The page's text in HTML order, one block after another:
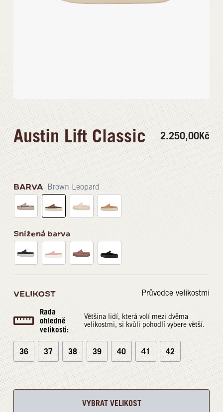
Austin Lift Classic 2.250,00Kč
BARVA Brown Leopard
Snížená barva
VELIKOST Průvodce velikostmi
Rada
ohledně
velikosti:
Většina lidí, která volí mezi dvěma
velikostmi, si kvůli pohodlí vybere větší.
36 37 38 39 40 41 42
VYBRAT VELIKOST